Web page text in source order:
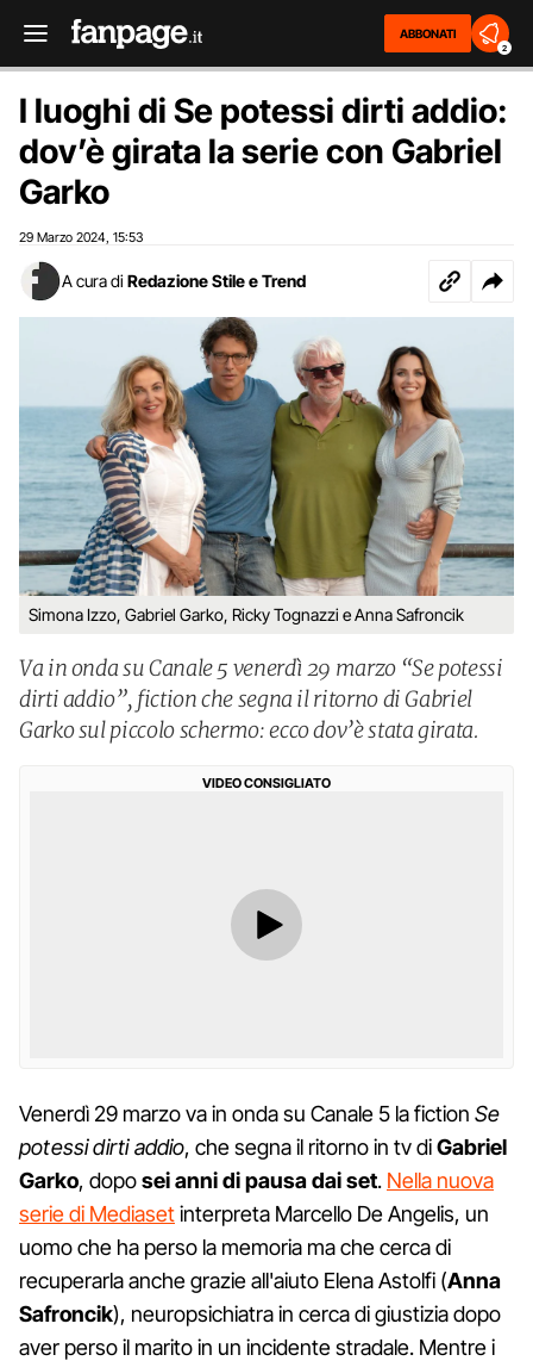
ABBONATI
2
I luoghi di Se potessi dirti addio:
dov’è girata la serie con Gabriel
Garko
29 Marzo 2024 15:53
A cura di Redazione Stile e Trend
Simona Izzo, Gabriel Garko, Ricky Tognazzi e Anna Safroncik
Va in onda su Canale 5 venerdì 29 marzo “Se potessi
dirti addio”, fiction che segna il ritorno di Gabriel
Garko sul piccolo schermo: ecco dov’è stata girata.
VIDEO CONSIGLIATO
Venerdì 29 marzo va in onda su Canale 5 la fiction Se
potessi dirti addio, che segna il ritorno in tv diGabriel
Garko, doposei anni di pausa dai set. Nella nuova
serie di Mediasetinterpreta Marcello De Angelis, un
uomo che ha perso la memoria ma che cerca di
recuperarla anche grazie all'aiuto Elena Astolfi (Anna
Safroncik), neuropsichiatra in cerca di giustizia dopo
aver perso il marito in un incidente stradale. Mentre i